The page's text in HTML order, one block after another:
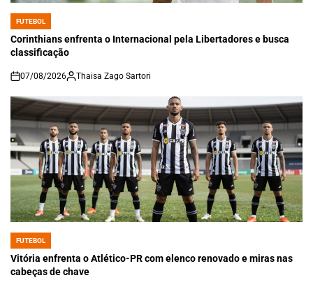
POSTED
IN
FUTEBOL
Corinthians enfrenta o Internacional pela Libertadores e busca
classificação
on
07/08/2026 Thaisa Zago Sartori
POSTED
IN
FUTEBOL
Vitória enfrenta o Atlético-PR com elenco renovado e miras nas
cabeças de chave